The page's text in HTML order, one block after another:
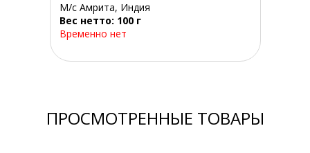
М/с Амрита, Индия
Вес нетто: 100 г
Временно нет
ПРОСМОТРЕННЫЕ ТОВАРЫ